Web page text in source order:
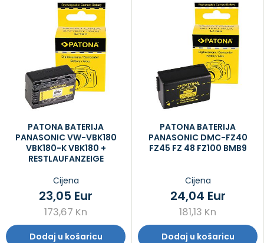
PATONA BATERIJA
PANASONIC VW-VBK180
VBK180-K VBK180 +
RESTLAUFANZEIGE
Cijena
173,67 Kn
23,05 Eur
Dodaj u košaricu
PATONA BATERIJA
PANASONIC DMC-FZ40
FZ45 FZ 48 FZ100 BMB9
Cijena
181,13 Kn
24,04 Eur
Dodaj u košaricu